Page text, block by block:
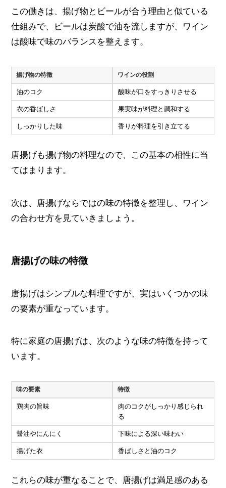
この働きは、揚げ物とビールが合う理由と似ている
仕組みで、ビールは炭酸で油を流しますが、ワイン
は酸味で味のバランスを整えます。
揚げ物の特徴 ワインの役割
油のコク 酸味が口をすっきりさせる
衣の香ばしさ 果実味が料理と調和する
しっかりした味 香りが料理を引き立てる
唐揚げも揚げ物の料理なので、この基本の相性に当
てはまります。
次は、唐揚げならではの味の特徴を整理し、ワイン
の合わせ方を見ていきましょう。
唐揚げの味の特徴
唐揚げはシンプルな料理ですが、実はいくつかの味
の要素が重なっています。
特に家庭の唐揚げは、次のような味の特徴を持って
います。
味の要素 特徴
鶏肉の旨味
肉のコクがしっかり感じられ
る
醤油やにんにく 下味による深い味わい
揚げた衣 香ばしさと油のコク
これらの味が重なることで、唐揚げは満足感のある